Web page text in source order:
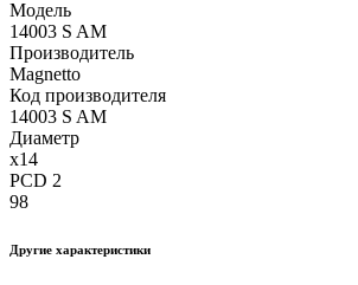
Модель
14003 S AM
Производитель
Magnetto
Код производителя
14003 S AM
Диаметр
x14
PCD 2
98
Другие xарактеристики